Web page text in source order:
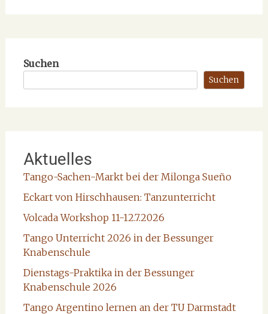
Suchen
Suchen
Aktuelles
Tango-Sachen-Markt bei der Milonga Sueño
Eckart von Hirschhausen: Tanzunterricht
Volcada Workshop 11-12.7.2026
Tango Unterricht 2026 in der Bessunger
Knabenschule
Dienstags-Praktika in der Bessunger
Knabenschule 2026
Tango Argentino lernen an der TU Darmstadt